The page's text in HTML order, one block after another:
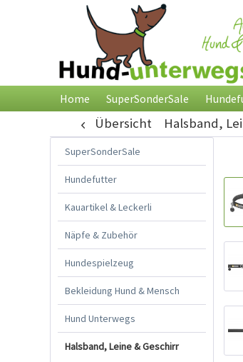
Home SuperSonderSale
Übersicht Halsband,
SuperSonderSale
Hundefutter
Kauartikel & Leckerli
Näpfe & Zubehör
Hundespielzeug
Bekleidung Hund & Mensch
Hund Unterwegs
Halsband, Leine & Geschirr